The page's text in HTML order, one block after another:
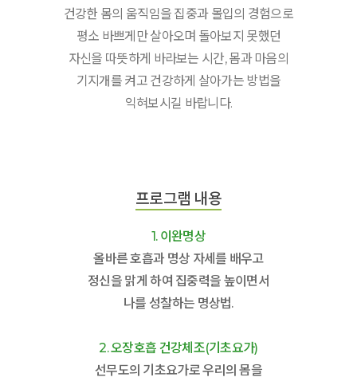
건강한 몸의 움직임을 집중과 몰입의 경험으로
평소 바쁘게만 살아오며 돌아보지 못했던
자신을 따뜻하게 바라보는 시간, 몸과 마음의
기지개를 켜고 건강하게 살아가는 방법을
익혀보시길 바랍니다.
프로그램 내용
1. 이완명상
올바른 호흡과 명상 자세를 배우고
정신을 맑게 하여 집중력을 높이면서
나를 성찰하는 명상법.
2. 오장호흡 건강체조(기초요가)
선무도의 기초요가로 우리의 몸을